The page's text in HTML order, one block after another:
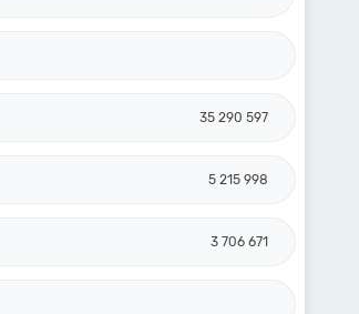
35 290 597
5 215 998
3 706 671